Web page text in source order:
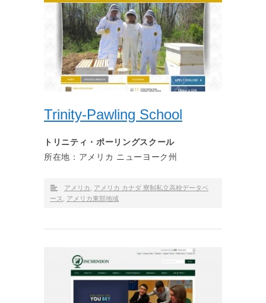
Trinity-Pawling School
トリニティ・ポーリングスクール
所在地：アメリカ ニューヨーク州
アメリカ
アメリカ カナダ 寮制私立高校データベ
ース
アメリカ東部地域